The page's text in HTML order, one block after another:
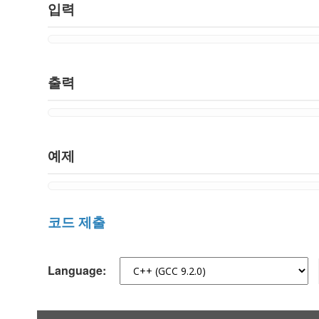
입력
출력
예제
코드 제출
Language: